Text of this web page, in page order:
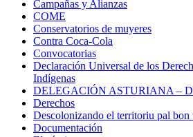
Campañas y Alianzas
COME
Conservatorios de muyeres
Contra Coca-Cola
Convocatorias
Declaración Universal de los
Indígenas
DELEGACIÓN ASTURIANA –
Derechos
Descolonizando el territoriu pal
Documentación